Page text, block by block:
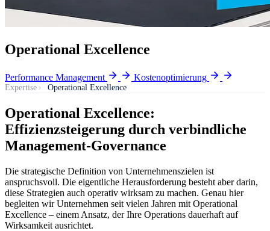
Operational Excellence
Performance Management Kostenoptimierung
Expertise Operational Excellence
Operational Excellence:
Effizienzsteigerung durch verbindliche
Management-Governance
Die strategische Definition von Unternehmenszielen ist
anspruchsvoll. Die eigentliche Herausforderung besteht aber darin,
diese Strategien auch operativ wirksam zu machen. Genau hier
begleiten wir Unternehmen seit vielen Jahren mit Operational
Excellence – einem Ansatz, der Ihre Operations dauerhaft auf
Wirksamkeit ausrichtet.